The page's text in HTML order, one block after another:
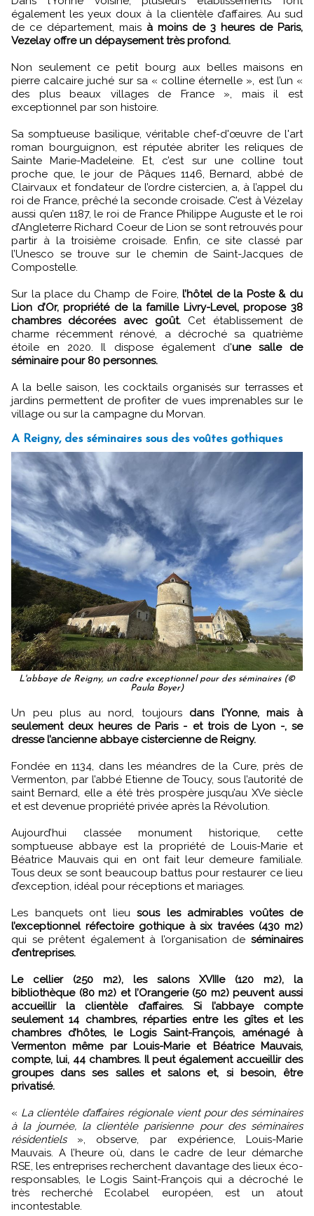
également les yeux doux à la clientèle d’affaires. Au sud
de ce département, mais à moins de 3 heures de Paris,
Vezelay offre un dépaysement très profond.
Non seulement ce petit bourg aux belles maisons en
pierre calcaire juché sur sa « colline éternelle », est l’un «
des plus beaux villages de France », mais il est
exceptionnel par son histoire.
Sa somptueuse basilique, véritable chef-d'œuvre de l'art
roman bourguignon, est réputée abriter les reliques de
Sainte Marie-Madeleine. Et, c’est sur une colline tout
proche que, le jour de Pâques 1146, Bernard, abbé de
Clairvaux et fondateur de l’ordre cistercien, a, à l’appel du
roi de France, prêché la seconde croisade. C’est à Vézelay
aussi qu’en 1187, le roi de France Philippe Auguste et le roi
d’Angleterre Richard Coeur de Lion se sont retrouvés pour
partir à la troisième croisade. Enfin, ce site classé par
l’Unesco se trouve sur le chemin de Saint-Jacques de
Compostelle.
Sur la place du Champ de Foire, l’hôtel de la Poste & du
Lion d’Or, propriété de la famille Livry-Level, propose 38
chambres décorées avec goût. Cet établissement de
charme récemment rénové, a décroché sa quatrième
étoile en 2020. Il dispose également d'une salle de
séminaire pour 80 personnes.
A la belle saison, les cocktails organisés sur terrasses et
jardins permettent de profiter de vues imprenables sur le
village ou sur la campagne du Morvan.
A Reigny, des séminaires sous des voûtes gothiques
L'abbaye de Reigny, un cadre exceptionnel pour des séminaires (©
Paula Boyer)
Un peu plus au nord, toujours dans l’Yonne, mais à
seulement deux heures de Paris - et trois de Lyon -, se
dresse l’ancienne abbaye cistercienne de Reigny.
Fondée en 1134, dans les méandres de la Cure, près de
Vermenton, par l’abbé Etienne de Toucy, sous l’autorité de
saint Bernard, elle a été très prospère jusqu’au XVe siècle
et est devenue propriété privée après la Révolution.
Aujourd’hui classée monument historique, cette
somptueuse abbaye est la propriété de Louis-Marie et
Béatrice Mauvais qui en ont fait leur demeure familiale.
Tous deux se sont beaucoup battus pour restaurer ce lieu
d’exception, idéal pour réceptions et mariages.
Les banquets ont lieu sous les admirables voûtes de
l’exceptionnel réfectoire gothique à six travées (430 m2)
qui se prêtent également à l’organisation de séminaires
d’entreprises.
Le cellier (250 m2), les salons XVIIIe (120 m2), la
bibliothèque (80 m2) et l’Orangerie (50 m2) peuvent aussi
accueillir la clientèle d’affaires. Si l’abbaye compte
seulement 14 chambres, réparties entre les gîtes et les
chambres d’hôtes, le Logis Saint-François, aménagé à
Vermenton même par Louis-Marie et Béatrice Mauvais,
compte, lui, 44 chambres. Il peut également accueillir des
groupes dans ses salles et salons et, si besoin, être
privatisé.
« La clientèle d’affaires régionale vient pour des séminaires
à la journée, la clientèle parisienne pour des séminaires
résidentiels», observe, par expérience, Louis-Marie
Mauvais. A l’heure où, dans le cadre de leur démarche
RSE, les entreprises recherchent davantage des lieux éco-
responsables, le Logis Saint-François qui a décroché le
très recherché Ecolabel européen, est un atout
incontestable.